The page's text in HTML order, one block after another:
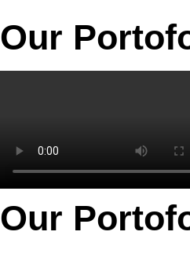
Our
Our